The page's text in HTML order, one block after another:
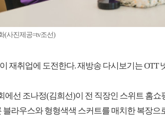
(사진제공=tv조선)
재취업에 도전한다. 재방송 다시보기는 OTT
에선 조나정(김희선)이 전 직장인 스위트 홈쇼
블라우스와 형형색색 스커트를 매치한 복장으